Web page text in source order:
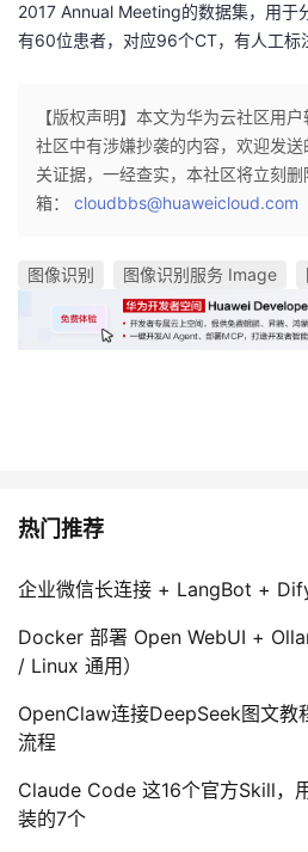
2017 Annual Meeting的数据集，用于
有60位患者，对应96个CT，有人工标
【版权声明】本文为华为云社区用
社区中有涉嫌抄袭的内容，欢迎发
关证据，一经查实，本社区将立刻
箱： cloudbbs@huaweicloud.com
图像识别 图像识别服务 Image
热门推荐
企业微信长连接 + LangBot +
Docker 部署 Open WebUI +
/ Linux 通用）
OpenClaw连接DeepSeek图文教
流程
Claude Code 这16个官方Skill，
装的7个